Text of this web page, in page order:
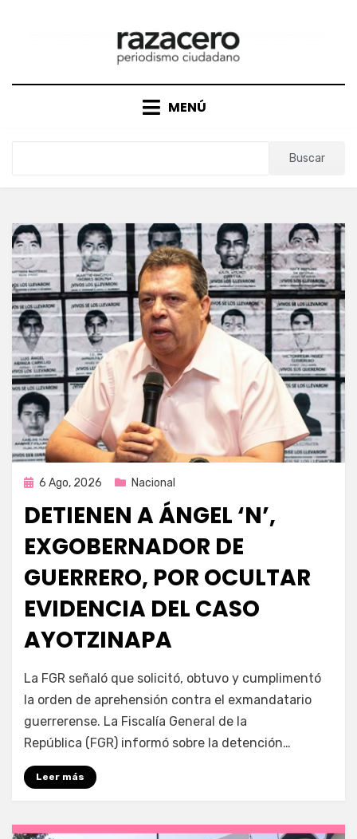
MENÚ
Buscar
Publicada
6 Ago, 2026 Nacional
DETIENEN A ÁNGEL ‘N’,
EXGOBERNADOR DE
GUERRERO, POR OCULTAR
EVIDENCIA DEL CASO
AYOTZINAPA
porFernando Miranda Servín
La FGR señaló que solicitó, obtuvo y cumplimentó
la orden de aprehensión contra el exmandatario
guerrerense. La Fiscalía General de la
República (FGR) informó sobre la detención…
Leer más